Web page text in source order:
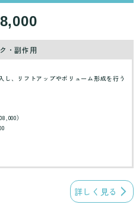
・副作用
し、リフトアップやボリューム形成を行う
）
詳しく見る